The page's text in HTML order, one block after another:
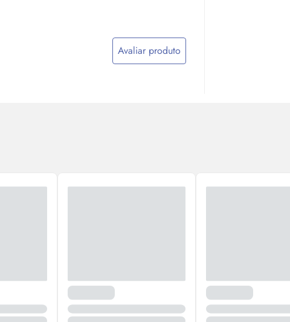
Avaliar produto